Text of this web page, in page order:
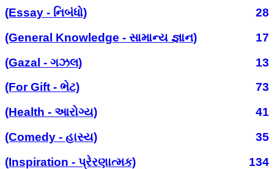
(Essay - નિબંધો)
28
(General Knowledge - સામાન્ય જ્ઞાન)
17
(Gazal - ગઝલ)
13
(For Gift - ભેટ)
73
(Health - આરોગ્ય)
41
(Comedy - હાસ્ય)
35
(Inspiration - પ્રેરણાત્મક)
134